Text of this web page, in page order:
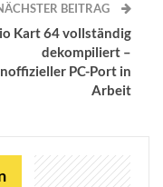
BEITRAG
Kart 64 vollständig
dekompiliert –
PC-Port in
Arbeit